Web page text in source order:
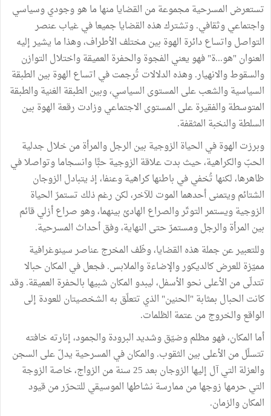
تستعرض المسرحية مجموعة من القضايا منها ما هو وجودي وسياسي
واجتماعي وثقافي. وتشترك هذه القضايا جميعا في غياب عنصر
التواصل واتساع دائرة الهوة بين مختلف الأطراف، وهذا ما يشير إليه
العنوان "هو...ة" فهو يعني الفجوة والحفرة العميقة واختلال التوازن
والسقوط والانهيار. وهذه الدلالات تُرجمت في اتساع الهوة بين الطبقة
السياسية والشعب على المستوى السياسي، وبين الطبقة الغنية والطبقة
المتوسطة والفقيرة على المستوى الاجتماعي وزادت رقعة الهوة بين
السلطة والنخبة المثقفة.
وبرزت الهوة في الحياة الزوجية بين الرجل والمرأة من خلال جدلية
الحبّ والكراهية، حيث بدت علاقة الزوجية حبًّا وانسجاما وتواصلا في
ظاهرها، لكنها تُخفي في باطنها كراهية وعنفا، إذ يتبادل الزوجان
الشتائم ويتمنى أحدهما الموت للآخر، لكن رغم ذلك تستمرّ الحياة
الزوجية ويستمر التوتّر والصراع الهادئ بينهما، وهو صراع أزلي قائم
بين المرأة والرجل ومستمرّ حتى النهاية، وفق أحداث المسرحية.
وللتعبير عن جملة هذه القضايا، وظّف المخرج عناصر سينوغرافية
مميّزة للعرض كالديكور والإضاءة والملابس. فجعل في المكان حبالا
تتدلّى من الأعلى نحو الأسفل، ليبدو المكان شبيها بالحفرة العميقة. وقد
كانت الحبال بمثابة "الحنين" الذي تتعلّق به الشخصيتان للعودة إلى
الواقع والخروج من عتمة الظلمات.
أما المكان، فهو مظلم وضيّق وشديد البرودة والجمود، إنارته خافته
تتسلّل من الأعلى بين الثقوب. والمكان في المسرحية يدلّ على السجن
والعزلة التي آل إليها الزوجان بعد 25 سنة من الزواج، خاصة الزوجة
التي حرمها زوجها من ممارسة نشاطها الموسيقي للتحرّر من قيود
المكان والزمان.